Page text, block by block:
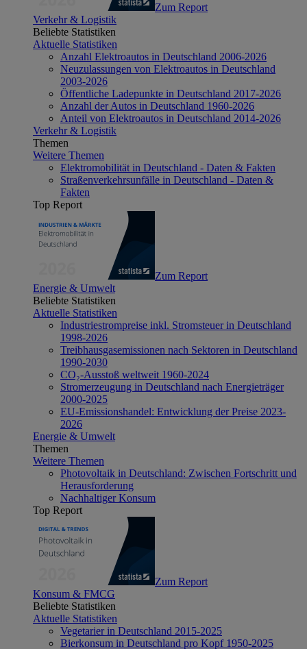
Zum Report
Verkehr & Logistik
Beliebte Statistiken
Aktuelle Statistiken
Anzahl Elektroautos in Deutschland 2006-2026
Neuzulassungen von Elektroautos in Deutschland
2003-2026
Öffentliche Ladepunkte in Deutschland 2017-2026
Anzahl der Autos in Deutschland 1960-2026
Anteil von Elektroautos in Deutschland 2014-2026
Verkehr & Logistik
Themen
Weitere Themen
Elektromobilität in Deutschland - Daten & Fakten
Straßenverkehrsunfälle in Deutschland - Daten &
Fakten
Top Report
Zum Report
Energie & Umwelt
Beliebte Statistiken
Aktuelle Statistiken
Industriestrompreise inkl. Stromsteuer in Deutschland
1998-2026
Treibhausgasemissionen nach Sektoren in Deutschland
1990-2030
CO₂-Ausstoß weltweit 1960-2024
Stromerzeugung in Deutschland nach Energieträger
2000-2025
EU-Emissionshandel: Entwicklung der Preise 2023-
2026
Energie & Umwelt
Themen
Weitere Themen
Photovoltaik in Deutschland: Zwischen Fortschritt und
Herausforderung
Nachhaltiger Konsum
Top Report
Zum Report
Konsum & FMCG
Beliebte Statistiken
Aktuelle Statistiken
Vegetarier in Deutschland 2015-2025
Bierkonsum in Deutschland pro Kopf 1950-2025